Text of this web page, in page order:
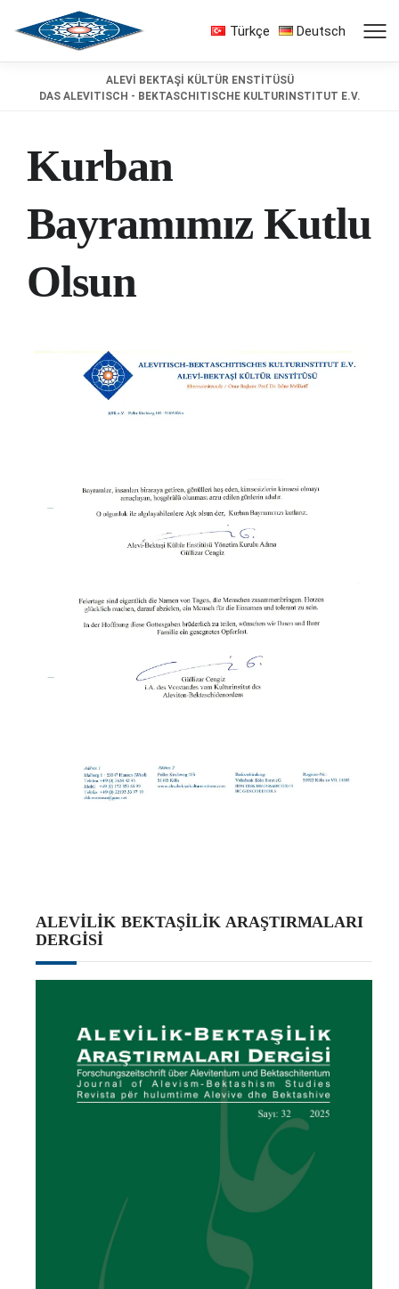
Türkçe Deutsch
ALEVİ BEKTAŞİ KÜLTÜR ENSTİTÜSÜ
DAS ALEVITISCH - BEKTASCHITISCHE KULTURINSTITUT E.V.
Kurban
Bayramımız Kutlu
Olsun
ALEVILIK BEKTAŞILIK ARAŞTIRMALARI
DERGISI